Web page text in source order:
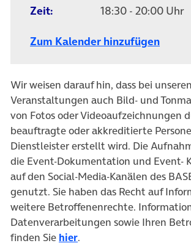
Zeit:
18:30 - 20:00 Uhr
Zum Kalender hinzufügen
Wir weisen darauf hin, dass bei
Veranstaltungen auch Bild- und
von Fotos oder Videoaufzeichnungen
beauftragte oder akkreditierte
Dienstleister erstellt wird. Die
die Event-Dokumentation und Event-
auf den Social-Media-Kanälen des
genutzt. Sie haben das Recht auf
weitere Betroffenenrechte.
Datenverarbeitungen sowie Ihren
finden Sie hier.